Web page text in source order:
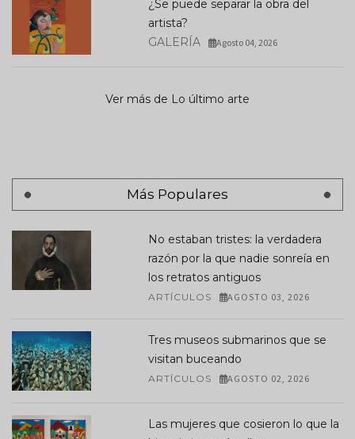
¿Se puede separar la obra del
artista?
GALERÍA
Agosto 04, 2026
Ver más de Lo último arte
Más Populares
No estaban tristes: la verdadera
razón por la que nadie sonreía en
los retratos antiguos
ARTÍCULOS AGOSTO 03, 2026
Tres museos submarinos que se
visitan buceando
ARTÍCULOS AGOSTO 02, 2026
Las mujeres que cosieron lo que la